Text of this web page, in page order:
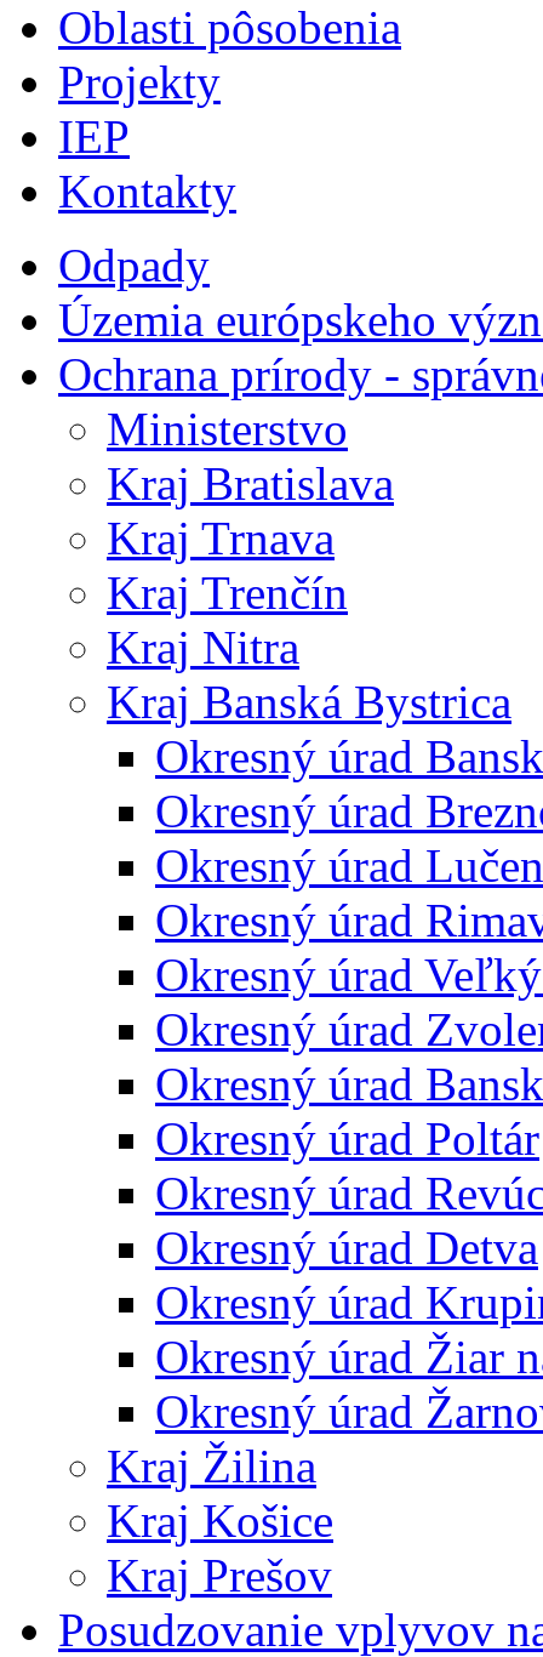
Oblasti pôsobenia
Projekty
IEP
Kontakty
Odpady
Územia európskeho
Ochrana prírody -
Ministerstvo
Kraj Bratislava
Kraj Trnava
Kraj Trenčín
Kraj Nitra
Kraj Banská Bystrica
Okresný úrad
Okresný úrad
Okresný úrad
Okresný úrad
Okresný úrad
Okresný úrad
Okresný úrad
Okresný úrad Poltár
Okresný úrad
Okresný úrad Detva
Okresný úrad
Okresný úrad Žiar
Okresný úrad
Kraj Žilina
Kraj Košice
Kraj Prešov
Posudzovanie vplyvov